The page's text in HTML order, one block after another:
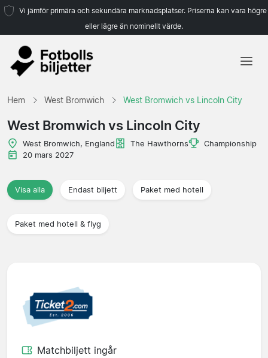
Vi jämför primära och sekundära marknadsplatser. Priserna kan vara högre
eller lägre än nominellt värde.
Hem West Bromwich West Bromwich vs Lincoln City
West Bromwich vs Lincoln City
West Bromwich, England The Hawthorns
Championship
20 mars 2027
Visa alla Endast biljett Paket med hotell
Paket med hotell & flyg
Matchbiljett ingår